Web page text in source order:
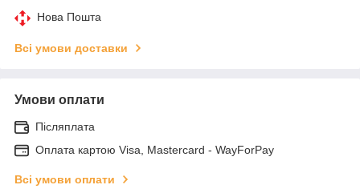
Нова Пошта
Всі умови доставки
Умови оплати
Післяплата
Оплата картою Visa, Mastercard - WayForPay
Всі умови оплати